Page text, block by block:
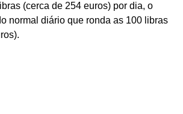
(cerca de 254 euros) por dia, o
normal diário que ronda as 100 libras